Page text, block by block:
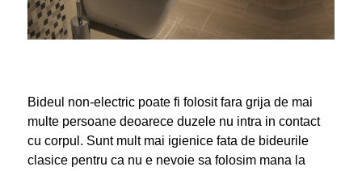
Bideul non-electric poate fi folosit fara grija de mai
multe persoane deoarece duzele nu intra in contact
cu corpul. Sunt mult mai igienice fata de bideurile
clasice pentru ca nu e nevoie sa folosim mana la